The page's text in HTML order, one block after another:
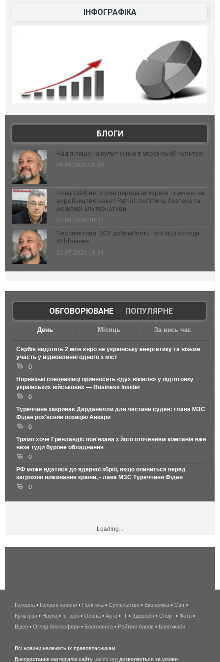
ІНФОГРАФІКА
БЛОГИ
Надія лише на культ жінки в українській культурі
06.08.2026 08:49
Чому США не готові передати Україні ліцензію на
виробництво ракет Patriot: політика, безпека та
можливі альтернативи
03.08.2026 20:24
Перспектива: ЗСУ добомблять і всі інші склади
Wildberries
23.07.2026 11:31
ОБГОВОРЮВАНЕ| ПОПУЛЯРНЕ
День Місяць За весь час
Сербія виділить 2 млн євро на українську енергетику та візьме
участь у відновленні одного з міст
0
Норвезькі спецназівці привносять «дух вікінгів» у підготовку
українських військових — Business Insider
0
Туреччина закриває Дарданелли для частини суден: глава МЗС
Фідан роз'яснив позицію Анкари
0
Трамп хоче Гренландії: пов'язана з його оточенням компанія вже
везе туди бурове обладнання
0
РФ може вдатися до ядерної зброї, якщо опиниться перед
загрозою виживання країни, - лава МЗС Туреччини Фідан
0
Loading...
беспроводной
интернет
киев
wimax
Головна • Головні новини • Політика • Суспільство • Економіка • Світ •
Культура • Наука • Історія • Освіта • Авто • IT • Здоров'я • Спорт • Фото •
Відео • Огляд блогосфери • Блоголента • Рейтинг блогів • Блогожаби
Всі новини належать їх правовласникам.
Використання матеріалів сайту uainfo.org дозволяється за умови